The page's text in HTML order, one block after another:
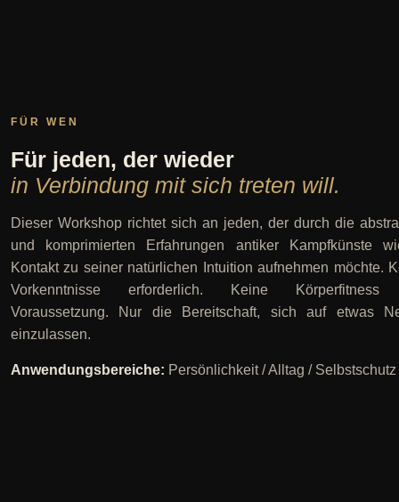
FÜR WEN
Für jeden, der wieder
in Verbindung mit sich treten will.
Dieser Workshop richtet sich an jeden, der durch die
und komprimierten Erfahrungen antiker Kampfkünste
Kontakt zu seiner natürlichen Intuition aufnehmen möchte.
Vorkenntnisse erforderlich. Keine
Voraussetzung. Nur die Bereitschaft, sich auf etwas
einzulassen.
Anwendungsbereiche: Persönlichkeit / Alltag / Selbstschutz